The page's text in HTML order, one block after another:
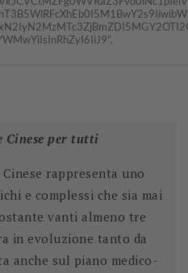
Cinese per tutti
rappresenta uno
e complessi che sia mai
vanti almeno tre
in evoluzione tanto da
anche sul piano medico-